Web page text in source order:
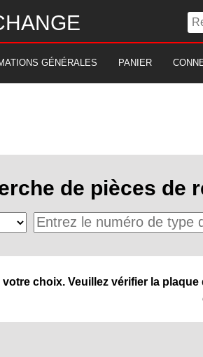
GÉNÉRALES PANIER
de pièces de
choix. Veuillez vérifier la